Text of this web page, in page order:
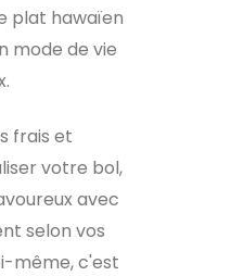
plat hawaïen
mode de vie
frais et
votre bol,
avec
selon vos
même, c'est